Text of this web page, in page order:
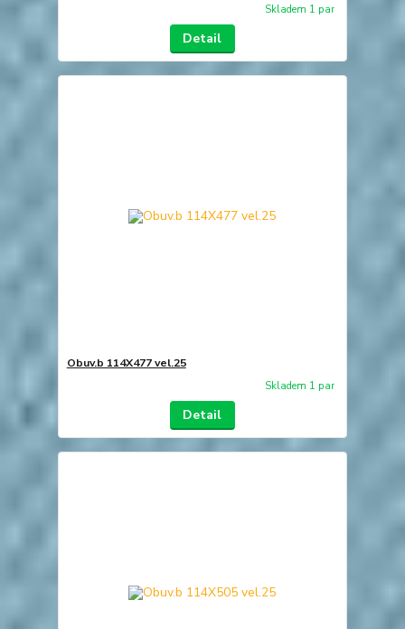
Skladem 1 par
Detail
Obuv.b 114X477 vel.25
Skladem 1 par
Detail